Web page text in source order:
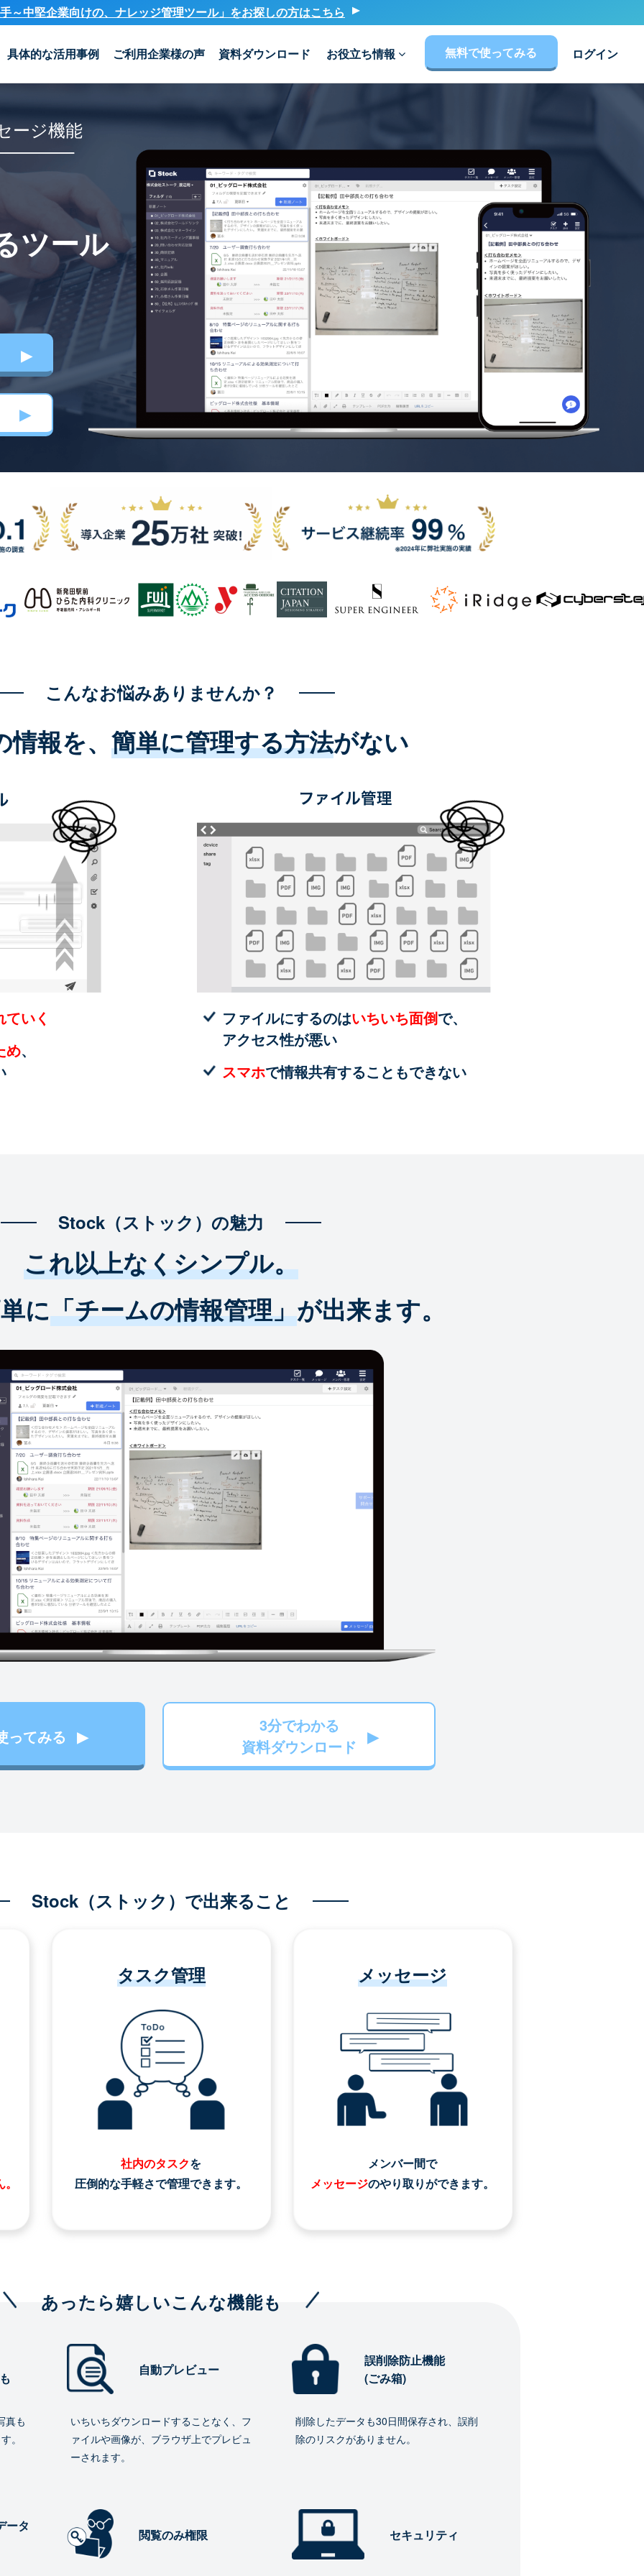
～中堅企業向けの、ナレッジ管理ツール」をお探しの方はこちら
具体的な活用事例 ご利用企業様の声 資料ダウンロード お役立ち情報 無料で使ってみる ログイン
ージ機能
ツール
こんなお悩みありませんか？
報を、 簡単に管理する方法がない
いく
め、
ファイルにするのはいちいち面倒で、
アクセス性が悪い
スマホで情報共有することもできない
Stock（ストック）の魅力
これ以上なくシンプル。
に「チームの情報管理」が出来ます。
ってみる
3分でわかる
資料ダウンロード
Stock（ストック）で出来ること
タスク管理
社内のタスクを
圧倒的な手軽さで管理できます。
メッセージ
メンバー間で
メッセージのやり取りができます。
あったら嬉しいこんな機能も
真も
。
自動プレビュー
いちいちダウンロードすることなく、フ
ァイルや画像が、ブラウザ上でプレビュ
ーされます。
誤削除防止機能
(ごみ箱)
削除したデータも30日間保存され、誤削
除のリスクがありません。
ータ
閲覧のみ権限 セキュリティ